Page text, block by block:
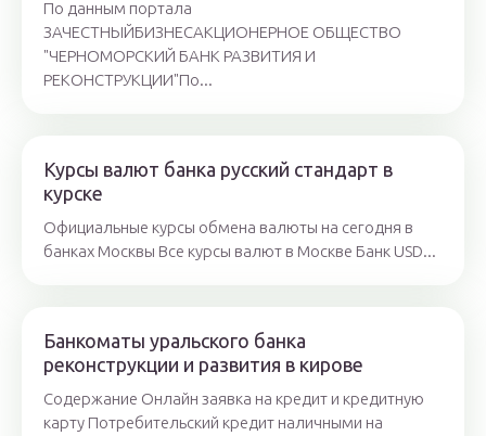
По данным портала
ЗАЧЕСТНЫЙБИЗНЕСАКЦИОНЕРНОЕ ОБЩЕСТВО
"ЧЕРНОМОРСКИЙ БАНК РАЗВИТИЯ И
РЕКОНСТРУКЦИИ"По...
Курсы валют банка русский стандарт в
курске
Официальные курсы обмена валюты на сегодня в
банках Москвы Все курсы валют в Москве Банк USD...
Банкоматы уральского банка
реконструкции и развития в кирове
Содержание Онлайн заявка на кредит и кредитную
карту Потребительский кредит наличными на